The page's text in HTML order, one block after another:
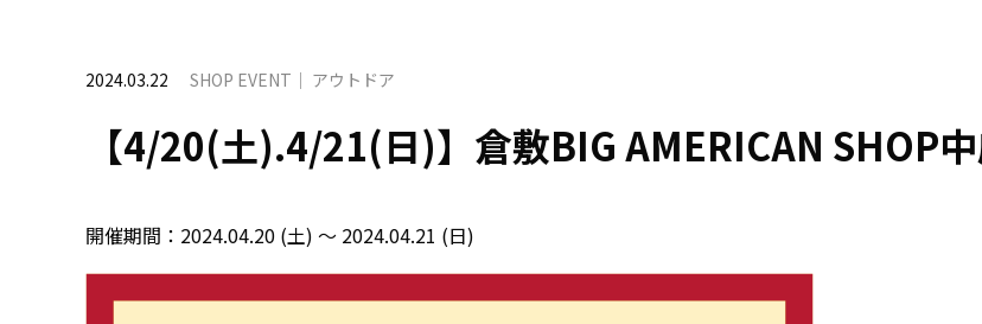
2024.03.22 SHOP EVENT アウトドア
【4/20(土).4/21(日)】倉敷BIG AMERICAN SHOP
開催期間： 2024.04.20 (土) ～ 2024.04.21 (日)